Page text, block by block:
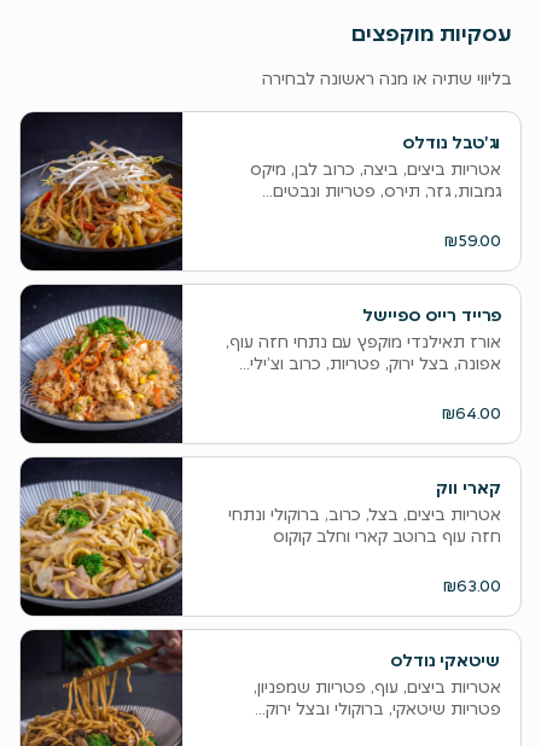
עסקיות מוקפצים
בליווי שתיה או מנה ראשונה לבחירה
וג'טבל נודלס
אטריות ביצים, ביצה, כרוב לבן, מיקס
גמבות, גזר, תירס, פטריות ונבטים...
₪59.00
פרייד רייס ספיישל
אורז תאילנדי מוקפץ עם נתחי חזה עוף,
אפונה, בצל ירוק, פטריות, כרוב וצ’ילי...
₪64.00
קארי ווק
אטריות ביצים, בצל, כרוב, ברוקולי ונתחי
חזה עוף ברוטב קארי וחלב קוקוס
₪63.00
שיטאקי נודלס
אטריות ביצים, עוף, פטריות שמפניון,
פטריות שיטאקי, ברוקולי ובצל ירוק...